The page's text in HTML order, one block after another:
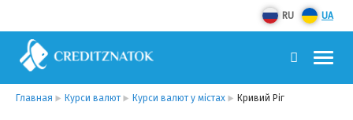
RU UA
Главная Курси валют Курси валют у містах Кривий Ріг